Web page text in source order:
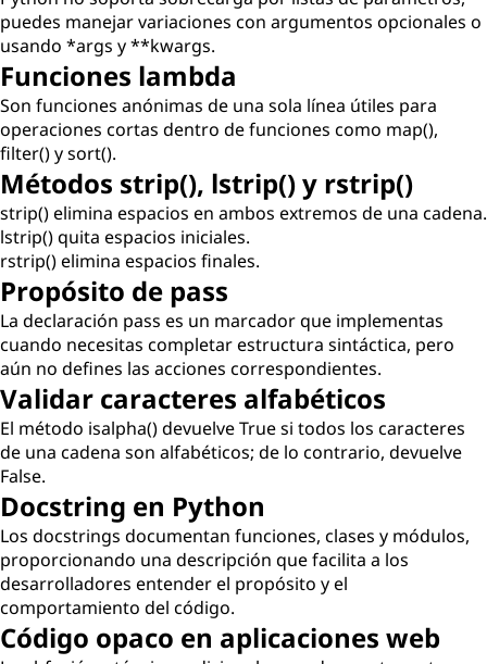
puedes manejar variaciones con argumentos opcionales o
usando *args y **kwargs.
Funciones lambda
Son funciones anónimas de una sola línea útiles para
operaciones cortas dentro de funciones como map(),
filter() y sort().
Métodos strip(), lstrip() y rstrip()
strip() elimina espacios en ambos extremos de una cadena.
lstrip() quita espacios iniciales.
rstrip() elimina espacios finales.
Propósito de pass
La declaración pass es un marcador que implementas
cuando necesitas completar estructura sintáctica, pero
aún no defines las acciones correspondientes.
Validar caracteres alfabéticos
El método isalpha() devuelve True si todos los caracteres
de una cadena son alfabéticos; de lo contrario, devuelve
False.
Docstring en Python
Los docstrings documentan funciones, clases y módulos,
proporcionando una descripción que facilita a los
desarrolladores entender el propósito y el
comportamiento del código.
Código opaco en aplicaciones web